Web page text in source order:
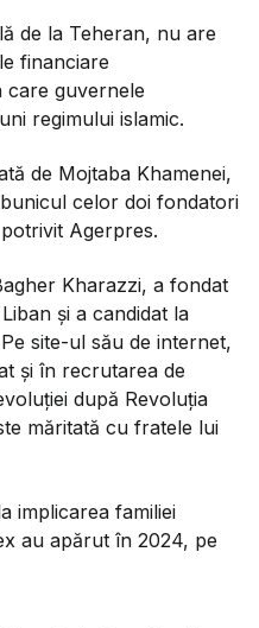
de la Teheran, nu are
financiare
care guvernele
regimului islamic.
de Mojtaba Khamenei,
celor doi fondatori
Agerpres.
Kharazzi, a fondat
și a candidat la
site-ul său de internet,
și în recrutarea de
după Revoluția
măritată cu fratele lui
implicarea familiei
au apărut în 2024, pe